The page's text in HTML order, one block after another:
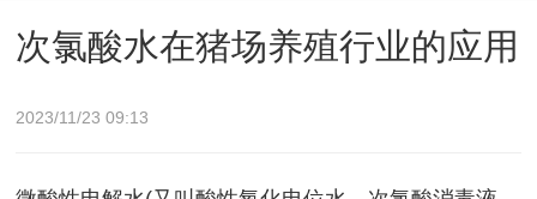
次氯酸水在猪场养殖行业的应用
2023/11/23 09:13